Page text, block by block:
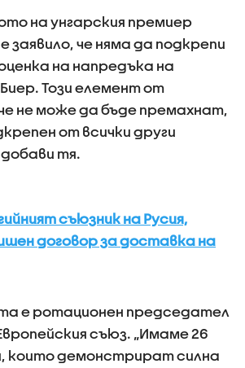
на унгарския премиер
заявило, че няма да подкрепи
на напредъка на
Този елемент от
не може да бъде премахнат,
от всички други
тя.
съюзник на Русия,
договор за доставка на
е ротационен председател
съюз. „Имаме 26
които демонстрират силна